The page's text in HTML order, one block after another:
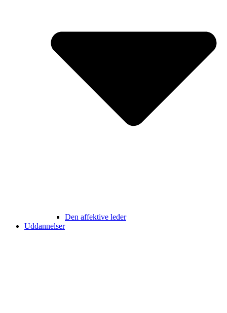
Den affektive leder
Uddannelser